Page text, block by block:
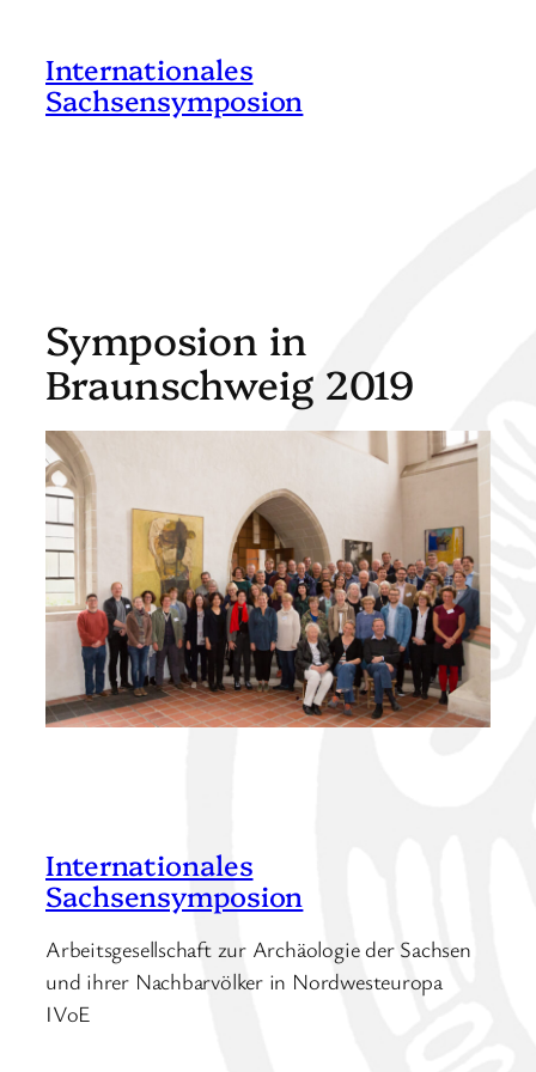
Inhalt
springen
Internationales
Sachsensymposion
Symposion in
Braunschweig 2019
Internationales
Sachsensymposion
Arbeitsgesellschaft zur Archäologie der Sachsen
und ihrer Nachbarvölker in Nordwesteuropa
IVoE